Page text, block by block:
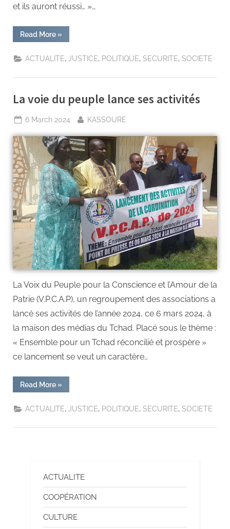
et ils auront réussi… »…
Read More »
ACTUALITE, JUSTICE, POLITIQUE,SECURITE,SOCIETE
La voie du peuple lance ses activités
6 March 2024 KASSOURE
La Voix du Peuple pour la Conscience et l’Amour de la
Patrie (V.P.C.A.P), un regroupement des associations a
lancé ses activités de l’année 2024, ce 6 mars 2024, à
la maison des médias du Tchad. Placé sous le thème :
« Ensemble pour un Tchad réconcilié et prospère »
ce lancement se veut un caractère…
Read More »
ACTUALITE JUSTICE POLITIQUE SECURITE SOCIETE
ACTUALITE
COOPÉRATION
CULTURE